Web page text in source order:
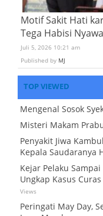
Motif Sakit Hati
Tega Habisi
Juli 5, 2026 10:21 am
Published by MJ
TOP VIEWED
Mengenal Sosok
Misteri Makam
Penyakit Jiwa
Kepala Saudaranya
Kejar Pelaku
Ungkap Kasus
Views
Peringati May Day,